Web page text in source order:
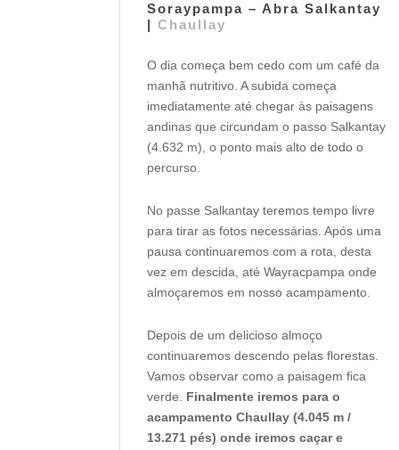
Soraypampa – Abra Salkantay
| Chaullay
O dia começa bem cedo com um café da
manhã nutritivo. A subida começa
imediatamente até chegar às paisagens
andinas que circundam o passo Salkantay
(4.632 m), o ponto mais alto de todo o
percurso.
No passe Salkantay teremos tempo livre
para tirar as fotos necessárias. Após uma
pausa continuaremos com a rota, desta
vez em descida, até Wayracpampa onde
almoçaremos em nosso acampamento.
Depois de um delicioso almoço
continuaremos descendo pelas florestas.
Vamos observar como a paisagem fica
verde. Finalmente iremos para o
acampamento Chaullay (4.045 m /
13.271 pés) onde iremos caçar e